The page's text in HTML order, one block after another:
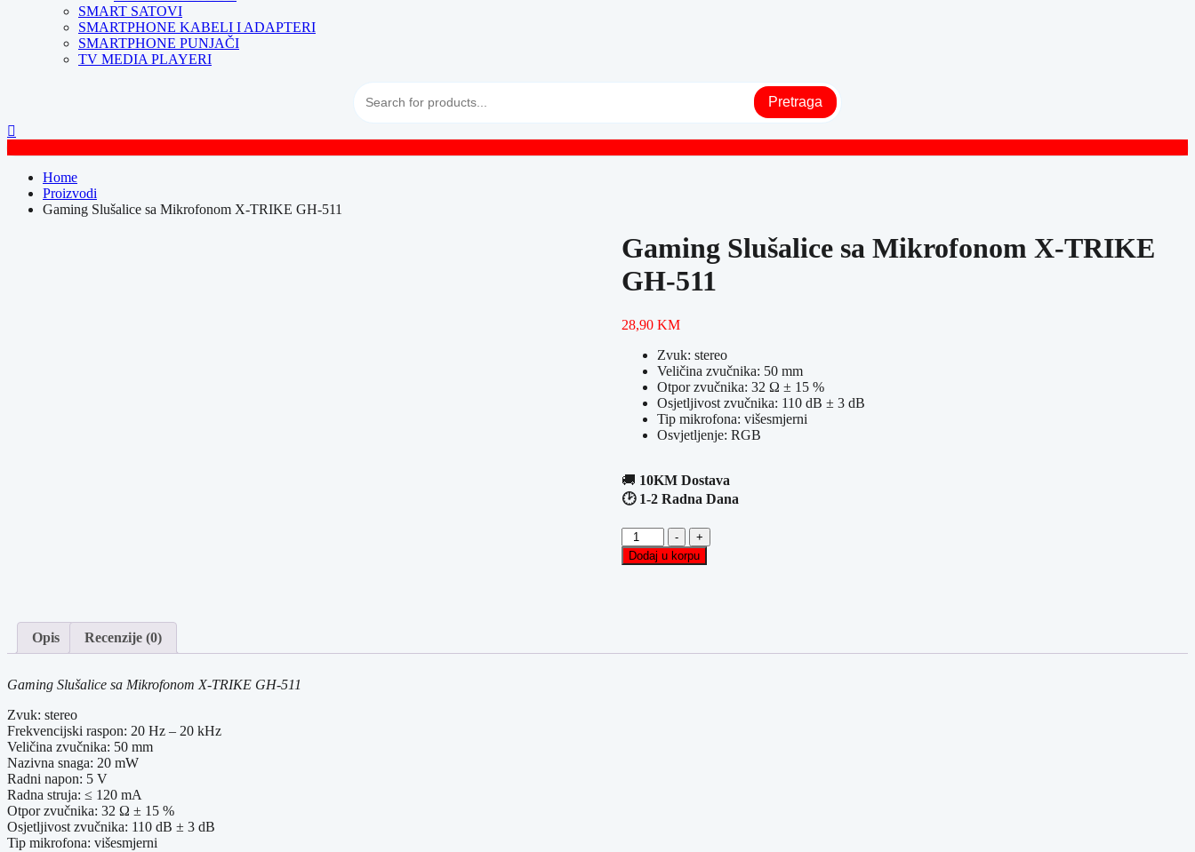
SMART SATOVI
SMARTPHONE KABELI I ADAPTERI
SMARTPHONE PUNJAČI
TV MEDIA PLAYERI
Pretraga
Home
Proizvodi
Gaming Slušalice sa Mikrofonom X-TRIKE GH-511
Gaming Slušalice sa Mikrofonom X-TRIKE
GH-511
28,90 KM
Zvuk: stereo
Veličina zvučnika: 50 mm
Otpor zvučnika: 32 Ω ± 15 %
Osjetljivost zvučnika: 110 dB ± 3 dB
Tip mikrofona: višesmjerni
Osvjetljenje: RGB
🚚 10KM Dostava
🕑 1-2 Radna Dana
-
Gaming
Slušalice
sa
+
Dodaj u korpu
Opis Recenzije (0)
Gaming Slušalice sa Mikrofonom X-TRIKE GH-511
Zvuk: stereo
Frekvencijski raspon: 20 Hz – 20 kHz
Veličina zvučnika: 50 mm
Nazivna snaga: 20 mW
Radni napon: 5 V
Radna struja: ≤ 120 mA
Otpor zvučnika: 32 Ω ± 15 %
Osjetljivost zvučnika: 110 dB ± 3 dB
Tip mikrofona: višesmjerni